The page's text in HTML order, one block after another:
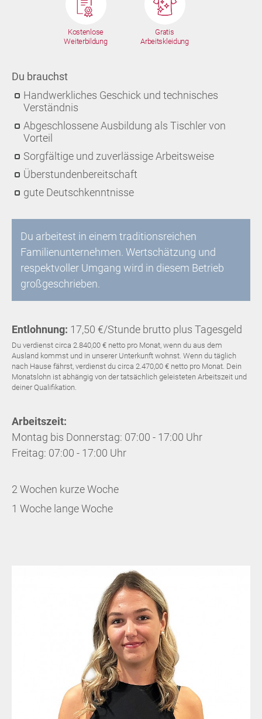
Kostenlose
Weiterbildung
Gratis
Arbeitskleidung
Du brauchst
Handwerkliches Geschick und technisches
Verständnis
Abgeschlossene Ausbildung als Tischler von
Vorteil
Sorgfältige und zuverlässige Arbeitsweise
Überstundenbereitschaft
gute Deutschkenntnisse
Du arbeitest in einem traditionsreichen
Familienunternehmen. Wertschätzung und
respektvoller Umgang wird in diesem Betrieb
großgeschrieben.
Entlohnung: 17,50 €/Stunde brutto plus Tagesgeld
Du verdienst circa 2.840,00 € netto pro Monat, wenn du aus dem
Ausland kommst und in unserer Unterkunft wohnst. Wenn du täglich
nach Hause fährst, verdienst du circa 2.470,00 € netto pro Monat. Dein
Monatslohn ist abhängig von der tatsächlich geleisteten Arbeitszeit und
deiner Qualifikation.
Arbeitszeit:
Montag bis Donnerstag: 07:00 - 17:00 Uhr
Freitag: 07:00 - 17:00 Uhr
2 Wochen kurze Woche
1 Woche lange Woche